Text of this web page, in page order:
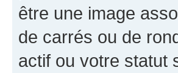
être une image
de carrés ou de
actif ou votre statut